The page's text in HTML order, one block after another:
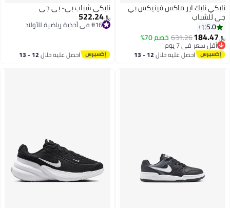
نايكي نايك اير ماكس فينيكس بي
جي للشباب
5.0
1
﷼‏184.47
631.26خصم 70%
أقل سعر في 7 يوم
أقل سعر في 7 يوماحصل عليه خلال 12 - 13
نايكي شباب بي- بي جي
﷼‏522.24
#16 في أحذية رياضية للأولاد
احصل عليه خلال 12 - 13